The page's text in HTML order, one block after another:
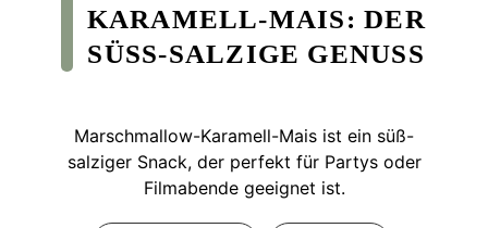
KARAMELL-MAIS: DER
SÜSS-SALZIGE GENUSS
Marschmallow-Karamell-Mais ist ein süß-
salziger Snack, der perfekt für Partys oder
Filmabende geeignet ist.